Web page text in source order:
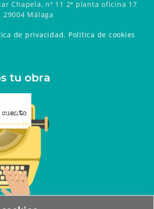
Chapela, nº 11 2ª planta oficina 17
29004 Málaga
de privacidad. Politica de cookies
tu obra